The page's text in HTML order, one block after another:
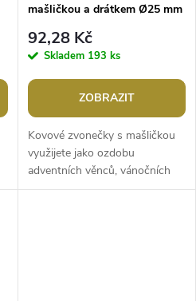
mašličkou a drátkem Ø25 mm
92,28 Kč
Skladem 193 ks
ZOBRAZIT
Kovové zvonečky s mašličkou
využijete jako ozdobu
adventních věnců, vánočních
stromečků, větviček ve váze i k